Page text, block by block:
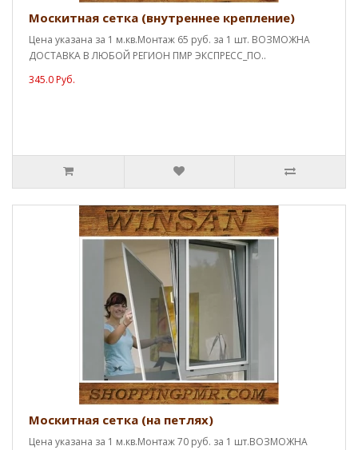
Москитная сетка (внутреннее крепление)
Цена указана за 1 м.кв.Монтаж 65 руб. за 1 шт. ВОЗМОЖНА
ДОСТАВКА В ЛЮБОЙ РЕГИОН ПМР ЭКСПРЕСС_ПО..
345.0 Руб.
Москитная сетка (на петлях)
Цена указана за 1 м.кв.Монтаж 70 руб. за 1 шт.ВОЗМОЖНА